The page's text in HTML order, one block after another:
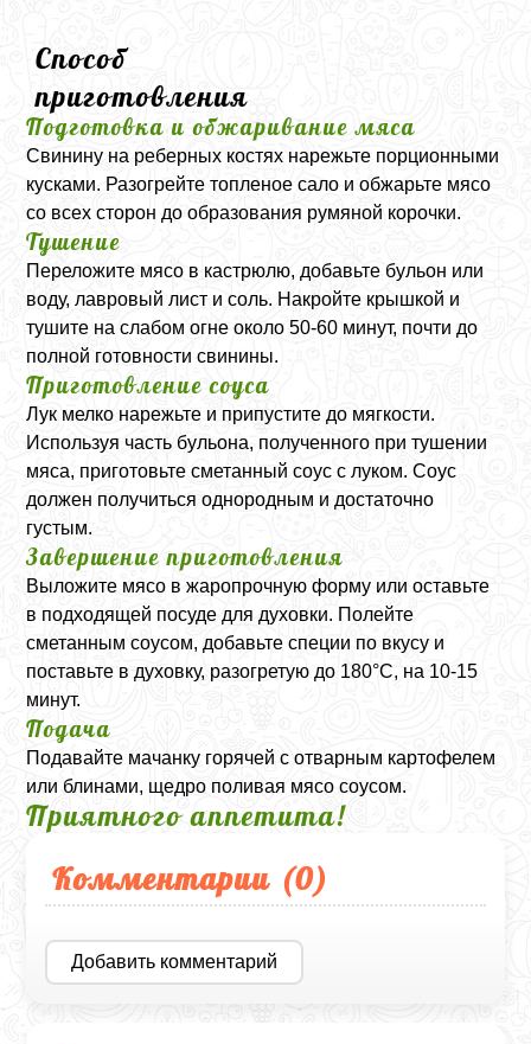
Способ
приготовления
Подготовка и обжаривание мяса
Свинину на реберных костях нарежьте порционными
кусками. Разогрейте топленое сало и обжарьте мясо
со всех сторон до образования румяной корочки.
Тушение
Переложите мясо в кастрюлю, добавьте бульон или
воду, лавровый лист и соль. Накройте крышкой и
тушите на слабом огне около 50-60 минут, почти до
полной готовности свинины.
Приготовление соуса
Лук мелко нарежьте и припустите до мягкости.
Используя часть бульона, полученного при тушении
мяса, приготовьте сметанный соус с луком. Соус
должен получиться однородным и достаточно
густым.
Завершение приготовления
Выложите мясо в жаропрочную форму или оставьте
в подходящей посуде для духовки. Полейте
сметанным соусом, добавьте специи по вкусу и
поставьте в духовку, разогретую до 180°C, на 10-15
минут.
Подача
Подавайте мачанку горячей с отварным картофелем
или блинами, щедро поливая мясо соусом.
Приятного аппетита!
Комментарии (0)
Добавить комментарий